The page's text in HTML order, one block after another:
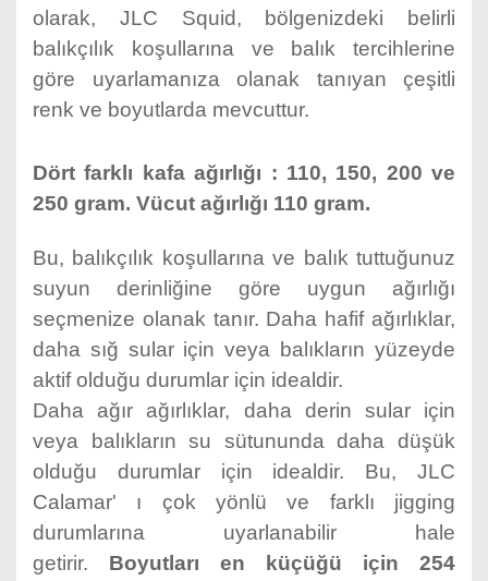
olarak, JLC Squid, bölgenizdeki belirli
balıkçılık koşullarına ve balık tercihlerine
göre uyarlamanıza olanak tanıyan çeşitli
renk ve boyutlarda mevcuttur.
Dört farklı kafa ağırlığı : 110, 150, 200 ve
250 gram. Vücut ağırlığı 110 gram.
Bu, balıkçılık koşullarına ve balık tuttuğunuz
suyun derinliğine göre uygun ağırlığı
seçmenize olanak tanır. Daha hafif ağırlıklar,
daha sığ sular için veya balıkların yüzeyde
aktif olduğu durumlar için idealdir.
Daha ağır ağırlıklar, daha derin sular için
veya balıkların su sütununda daha düşük
olduğu durumlar için idealdir. Bu, JLC
Calamar' ı çok yönlü ve farklı jigging
durumlarına uyarlanabilir hale
getirir. Boyutları en küçüğü için 254